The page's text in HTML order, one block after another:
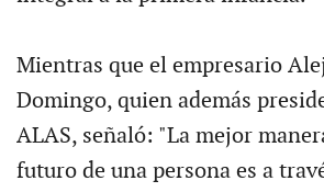
Mientras que el empresario
Domingo, quien además
ALAS, señaló: "La mejor
futuro de una persona es a